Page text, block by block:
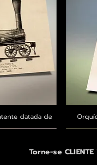
datada de
Torne-se